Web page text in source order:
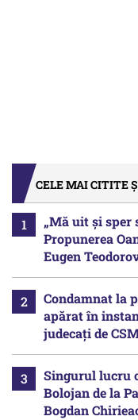
CELE MAI CITITE
„Mă uit și sper
Propunerea
Eugen
Condamnat la
apărat în
judecați de
Singurul lucru
Bolojan de la
Bogdan